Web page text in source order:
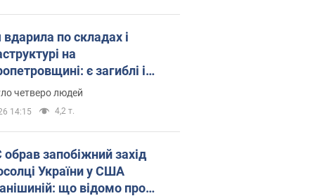
вдарила по складах і
на
є загиблі і
Фото
четверо людей
14:15 4,2 т.
захід
України у США
що відомо про